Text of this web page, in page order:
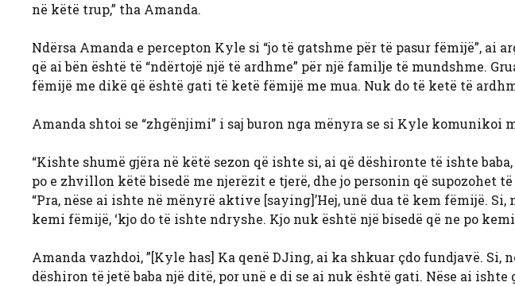
në këtë trup,” tha Amanda.
Ndërsa Amanda e percepton Kyle si “jo të gatshme për të pasur fëmijë”, ai
që ai bën është të “ndërtojë një të ardhme” për një familje të mundshme.
fëmijë me dikë që është gati të ketë fëmijë me mua. Nuk do të ketë të
Amanda shtoi se “zhgënjimi” i saj buron nga mënyra se si Kyle komunikoi
“Kishte shumë gjëra në këtë sezon që ishte si, ai që dëshironte të ishte
po e zhvillon këtë bisedë me njerëzit e tjerë, dhe jo personin që supozohet
“Pra, nëse ai ishte në mënyrë aktive [saying]’Hej, unë dua të kem fëmijë.
kemi fëmijë, ‘kjo do të ishte ndryshe. Kjo nuk është një bisedë që ne po
Amanda vazhdoi, ”[Kyle has] Ka qenë DJing, ai ka shkuar çdo fundjavë. Si,
dëshiron të jetë baba një ditë, por unë e di se ai nuk është gati. Nëse ai ishte